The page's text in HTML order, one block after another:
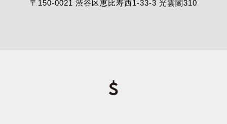
〒150-0021 渋谷区恵比寿西1-33-3 光雲閣310